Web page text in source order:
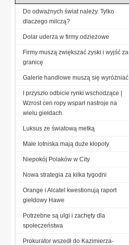
Do odważnych świat należy. Tylko
dlaczego milczą?
Dolar uderza w firmy odzieżowe
Firmy muszą zwiększać zyski i wyjść za
granicę
Galerie handlowe muszą się wyróżniać
I przyszło odbicie rynki wschodzące |
Wzrost cen ropy wsparł nastroje na
wielu giełdach.
Luksus ze światową metką
Małe lotniska mają duże kłopoty
Niepokój Polaków w City
Nowa strategia za kilka tygodni
Orange i Alcatel kwestionują raport
giełdowy Hawe
Potrzebne są ulgi i zachęty dla
społeczeństwa
Prokurator wszedł do Kazimierza-